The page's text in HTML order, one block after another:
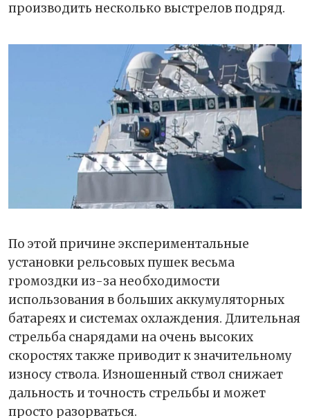
производить несколько выстрелов подряд.
По этой причине экспериментальные
установки рельсовых пушек весьма
громоздки из-за необходимости
использования в больших аккумуляторных
батареях и системах охлаждения. Длительная
стрельба снарядами на очень высоких
скоростях также приводит к значительному
износу ствола. Изношенный ствол снижает
дальность и точность стрельбы и может
просто разорваться.